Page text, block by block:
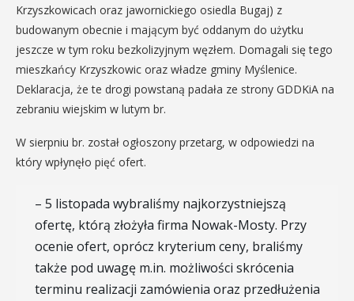
Krzyszkowicach oraz jawornickiego osiedla Bugaj) z
budowanym obecnie i mającym być oddanym do użytku
jeszcze w tym roku bezkolizyjnym węzłem. Domagali się tego
mieszkańcy Krzyszkowic oraz władze gminy Myślenice.
Deklaracja, że te drogi powstaną padała ze strony GDDKiA na
zebraniu wiejskim w lutym br.
W sierpniu br. został ogłoszony przetarg, w odpowiedzi na
który wpłynęło pięć ofert.
– 5 listopada wybraliśmy najkorzystniejszą
ofertę, którą złożyła firma Nowak-Mosty. Przy
ocenie ofert, oprócz kryterium ceny, braliśmy
także pod uwagę m.in. możliwości skrócenia
terminu realizacji zamówienia oraz przedłużenia